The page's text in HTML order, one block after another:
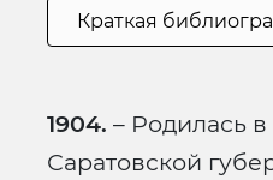
Краткая
1904. – Родилась
Саратовской